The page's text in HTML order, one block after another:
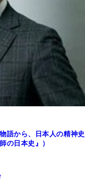
語から、日本人の精神史
の日本史』）